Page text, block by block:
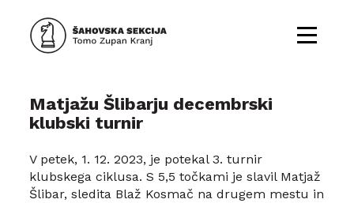
Matjažu Šlibarju decembrski
klubski turnir
V petek, 1. 12. 2023, je potekal 3. turnir
klubskega ciklusa. S 5,5 točkami je slavil Matjaž
Šlibar, sledita Blaž Kosmač na drugem mestu in